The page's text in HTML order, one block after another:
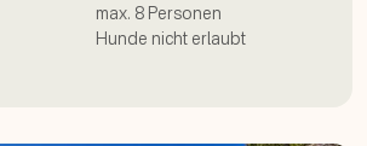
max. 8 Personen
Hunde nicht erlaubt